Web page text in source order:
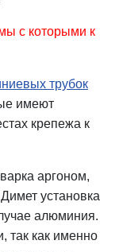
с которыми к
трубок
имеют
крепежа к
аргоном,
установка
алюминия.
так как именно